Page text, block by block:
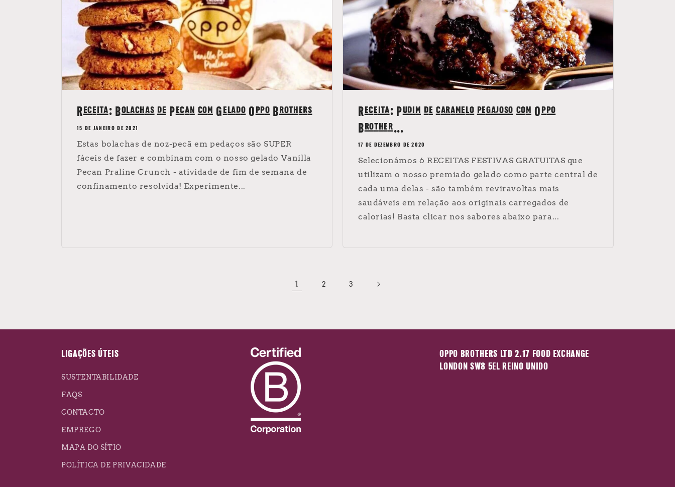
Receita: Bolachas de Pecan com Gelado Oppo Brothers
15 DE JANEIRO DE 2021
Estas bolachas de noz-pecã em pedaços são SUPER
fáceis de fazer e combinam com o nosso gelado Vanilla
Pecan Praline Crunch - atividade de fim de semana de
confinamento resolvida! Experimente...
Receita: Pudim de caramelo pegajoso com Oppo
Brother...
17 DE DEZEMBRO DE 2020
Selecionámos 6 RECEITAS FESTIVAS GRATUITAS que
utilizam o nosso premiado gelado como parte central de
cada uma delas - são também reviravoltas mais
saudáveis em relação aos originais carregados de
calorias! Basta clicar nos sabores abaixo para...
1 2 3
LIGAÇÕES ÚTEIS
SUSTENTABILIDADE
FAQS
CONTACTO
EMPREGO
MAPA DO SÍTIO
POLÍTICA DE PRIVACIDADE
OPPO BROTHERS LTD 2.17 FOOD EXCHANGE
LONDON SW8 5EL REINO UNIDO